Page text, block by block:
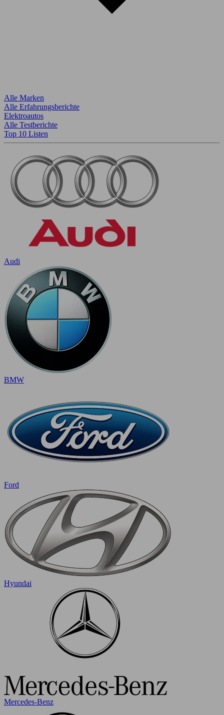
Alle Marken
Alle Erfahrungsberichte
Elektroautos
Alle Testberichte
Top 10 Listen
Audi
BMW
Ford
Hyundai
Mercedes-Benz